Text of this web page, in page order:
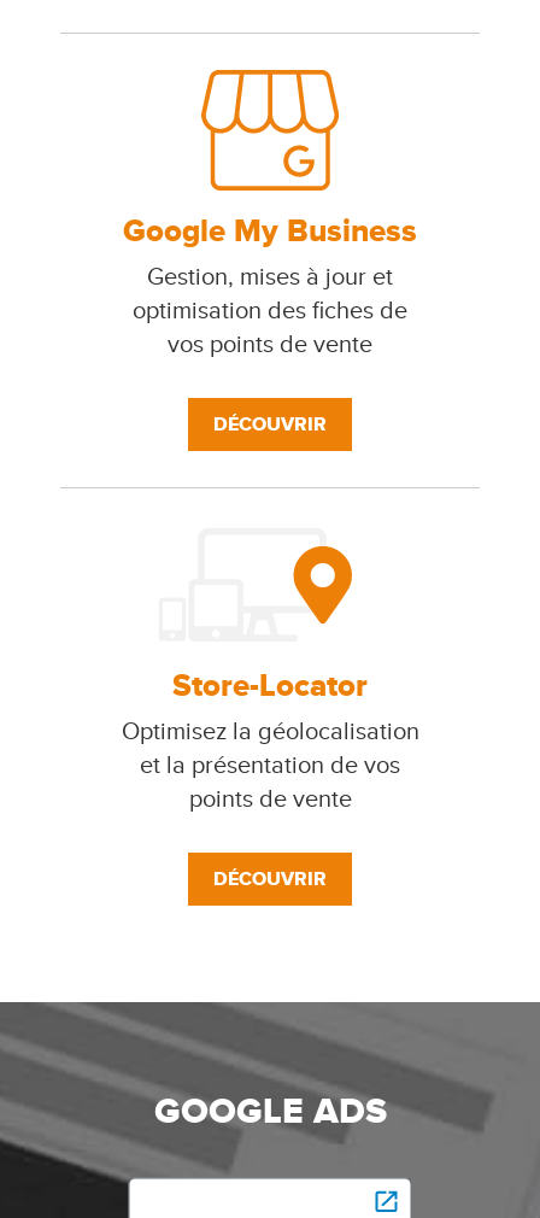
Google My Business
Gestion, mises à jour et
optimisation des fiches de
vos points de vente
DÉCOUVRIR
Store-Locator
Optimisez la géolocalisation
et la présentation de vos
points de vente
DÉCOUVRIR
GOOGLE ADS